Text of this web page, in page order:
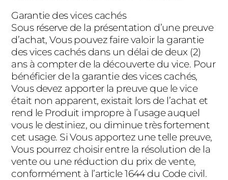
Garantie des vices cachés
Sous réserve de la présentation d’une preuve
d’achat, Vous pouvez faire valoir la garantie
des vices cachés dans un délai de deux (2)
ans à compter de la découverte du vice. Pour
bénéficier de la garantie des vices cachés,
Vous devez apporter la preuve que le vice
était non apparent, existait lors de l’achat et
rend le Produit impropre à l’usage auquel
vous le destiniez, ou diminue très fortement
cet usage. Si Vous apportez une telle preuve,
Vous pourrez choisir entre la résolution de la
vente ou une réduction du prix de vente,
conformément à l’article 1644 du Code civil.